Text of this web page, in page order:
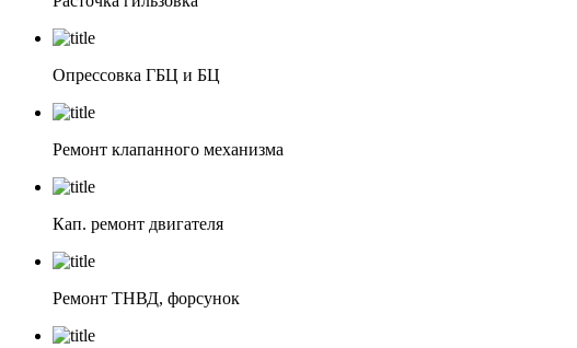
Опрессовка ГБЦ и БЦ
Ремонт клапанного механизма
Кап. ремонт двигателя
Ремонт ТНВД, форсунок